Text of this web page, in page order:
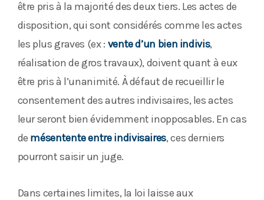
être pris à la majorité des deux tiers. Les actes de
disposition, qui sont considérés comme les actes
les plus graves (ex : vente d’un bien indivis,
réalisation de gros travaux), doivent quant à eux
être pris à l’unanimité. À défaut de recueillir le
consentement des autres indivisaires, les actes
leur seront bien évidemment inopposables. En cas
de mésentente entre indivisaires, ces derniers
pourront saisir un juge.
Dans certaines limites, la loi laisse aux